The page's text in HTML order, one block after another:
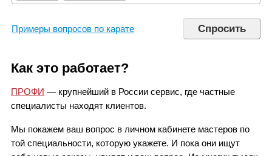
Примеры вопросов по карате
Как это работает?
ПРОФИ — крупнейший в России сервис, где частные
специалисты находят клиентов.
Мы покажем ваш вопрос в личном кабинете мастеров по
той специальности, которую укажете. И пока они ищут